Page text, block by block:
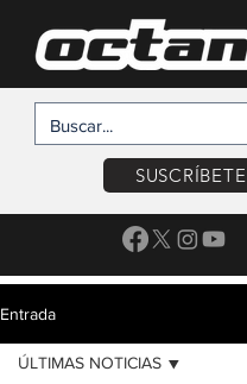
SUSCRÍBETE
Entrada
ÚLTIMAS NOTICIAS